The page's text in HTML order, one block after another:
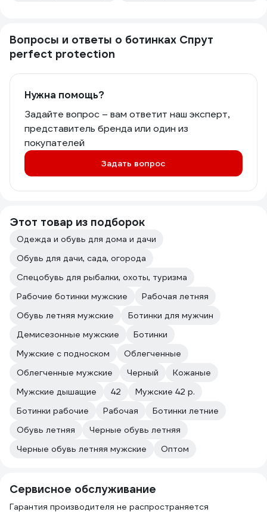
Вопросы и ответы о ботинках Спрут
perfect protection
Нужна помощь?
Задайте вопрос – вам ответит наш эксперт,
представитель бренда или один из
покупателей
Задать вопрос
Этот товар из подборок
Одежда и обувь для дома и дачи
Обувь для дачи, сада, огорода
Спецобувь для рыбалки, охоты, туризма
Рабочие ботинки мужские
Рабочая летняя
Обувь летняя мужские
Ботинки для мужчин
Демисезонные мужские
Ботинки
Мужские с подноском
Облегченные
Облегченные мужские
Черный
Кожаные
Мужские дышащие
42
Мужские 42 р.
Ботинки рабочие
Рабочая
Ботинки летние
Обувь летняя
Черные обувь летняя
Черные обувь летняя мужские
Оптом
Сервисное обслуживание
Гарантия производителя не распространяется